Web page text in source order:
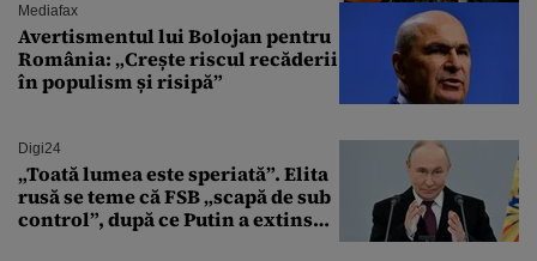
Mediafax
Avertismentul lui Bolojan pentru
România: „Crește riscul recăderii
în populism și risipă”
Digi24
„Toată lumea este speriată”. Elita
rusă se teme că FSB „scapă de sub
control”, după ce Putin a extins